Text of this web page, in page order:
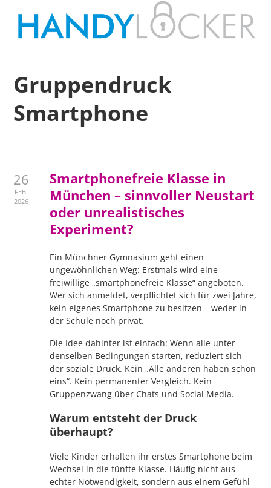
Gruppendruck
Smartphone
26
FEB.
2026
Smartphonefreie Klasse in
München – sinnvoller Neustart
oder unrealistisches
Experiment?
Ein Münchner Gymnasium geht einen
ungewöhnlichen Weg: Erstmals wird eine
freiwillige „smartphonefreie Klasse“ angeboten.
Wer sich anmeldet, verpflichtet sich für zwei Jahre,
kein eigenes Smartphone zu besitzen – weder in
der Schule noch privat.
Die Idee dahinter ist einfach: Wenn alle unter
denselben Bedingungen starten, reduziert sich
der soziale Druck. Kein „Alle anderen haben schon
eins“. Kein permanenter Vergleich. Kein
Gruppenzwang über Chats und Social Media.
Warum entsteht der Druck
überhaupt?
Viele Kinder erhalten ihr erstes Smartphone beim
Wechsel in die fünfte Klasse. Häufig nicht aus
echter Notwendigkeit, sondern aus einem Gefühl